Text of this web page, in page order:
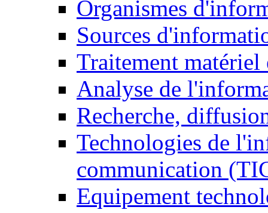
Organismes
Sources
Traitement matériel
Analyse de
Recherche,
Technologies de
communication
Equipement